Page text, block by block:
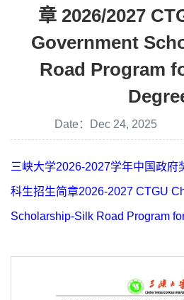
章 2026/2027
Government
Road Program
Date：Dec 24, 2025
三峡大学2026-2027学年中国政府
科生招生简章2026-2027 CTGU
Scholarship-Silk Road Program